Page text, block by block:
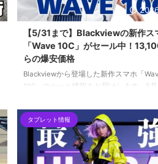
【5/31まで】Blackviewの新作ス
「Wave 10C」がセール中！
らの爆安価格
Blackviewから登場した新作スマホ「
10C」のセール情報をお届けします。5月
デルが16,100円の特別価格で購入可能。
聴や電子書籍、お子様用など、サブ端末
「ちょうどいい」スペックと価格のバラ
詳しく解説します。
タブレット情報